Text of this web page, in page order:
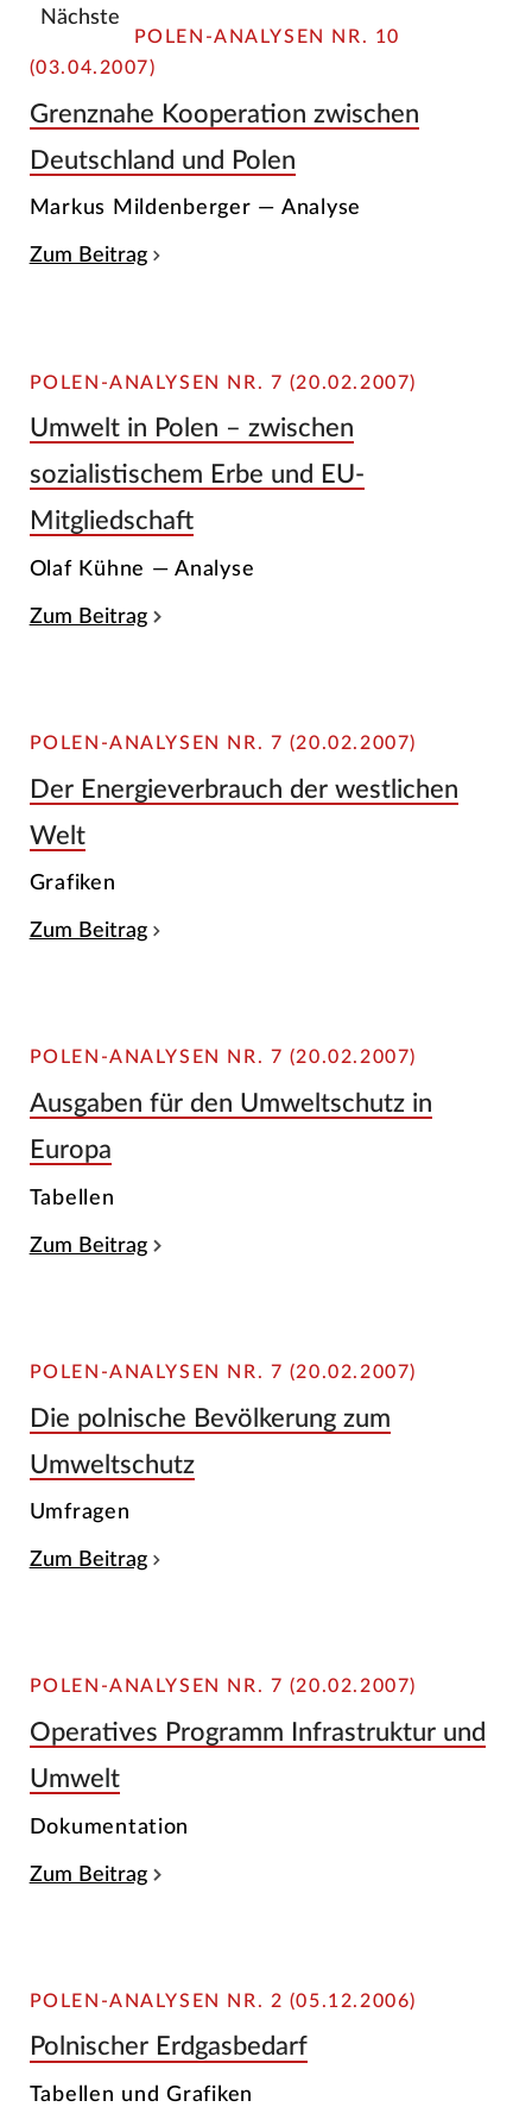
Nächste
POLEN-ANALYSEN NR. 10
(03.04.2007)
Grenznahe Kooperation zwischen
Deutschland und Polen
Markus Mildenberger — Analyse
Zum Beitrag
POLEN-ANALYSEN NR. 7 (20.02.2007)
Umwelt in Polen – zwischen
sozialistischem Erbe und EU-
Mitgliedschaft
Olaf Kühne — Analyse
Zum Beitrag
POLEN-ANALYSEN NR. 7 (20.02.2007)
Der Energieverbrauch der westlichen
Welt
Grafiken
Zum Beitrag
POLEN-ANALYSEN NR. 7 (20.02.2007)
Ausgaben für den Umweltschutz in
Europa
Tabellen
Zum Beitrag
POLEN-ANALYSEN NR. 7 (20.02.2007)
Die polnische Bevölkerung zum
Umweltschutz
Umfragen
Zum Beitrag
POLEN-ANALYSEN NR. 7 (20.02.2007)
Operatives Programm Infrastruktur und
Umwelt
Dokumentation
Zum Beitrag
POLEN-ANALYSEN NR. 2 (05.12.2006)
Polnischer Erdgasbedarf
Tabellen und Grafiken